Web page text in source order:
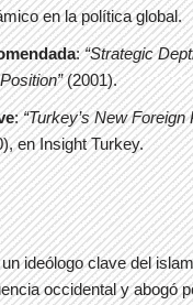
en la política global.
:“Strategic
(2001).
:“Turkey’s New Foreign
en Insight Turkey.
ideólogo clave del
occidental y abogó